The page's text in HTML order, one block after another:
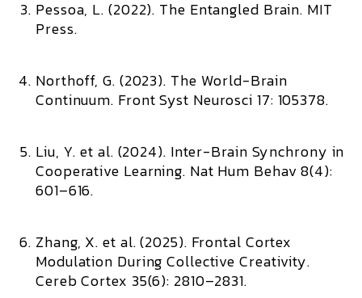
Pessoa, L. (2022). The Entangled Brain. MIT
Press.
Northoff, G. (2023). The World-Brain
Continuum. Front Syst Neurosci 17: 105378.
Liu, Y. et al. (2024). Inter-Brain Synchrony in
Cooperative Learning. Nat Hum Behav 8(4):
601–616.
Zhang, X. et al. (2025). Frontal Cortex
Modulation During Collective Creativity.
Cereb Cortex 35(6): 2810–2831.